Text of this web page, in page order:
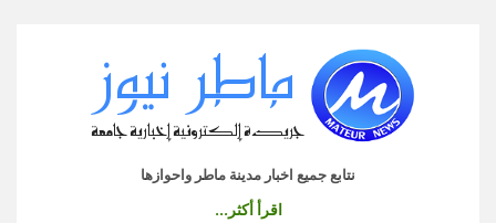
نتابع جميع اخبار مدينة ماطر واحوازها
اقرأ أكثر...